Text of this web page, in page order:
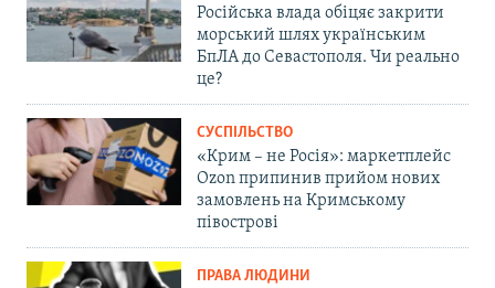
Російська влада обіцяє закрити
морський шлях українським
БпЛА до Севастополя. Чи реально
це?
СУСПІЛЬСТВО
«Крим – не Росія»: маркетплейс
Ozon припинив прийом нових
замовлень на Кримському
півострові
ПРАВА ЛЮДИНИ